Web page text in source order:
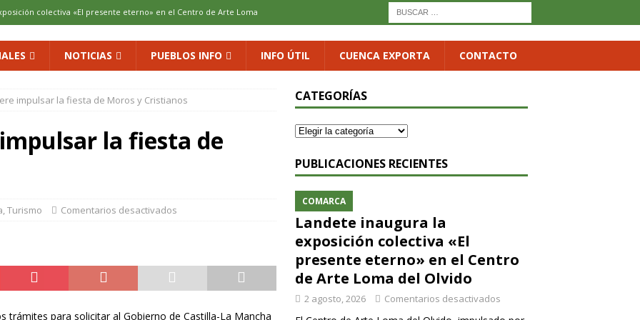
colectiva «El presente eterno» en el Centro de Arte Loma
de Aliaguilla COMARCA
al vino: la vendimia más temprana de la historia ya es una realidad
con ilusión renovada
NOTICIAS PUEBLOS INFO INFO ÚTIL CUENCA EXPORTA CONTACTO
impulsar la fiesta de Moros y Cristianos
la fiesta de
,Turismo Comentarios desactivados
trámites para solicitar al Gobierno de Castilla-La Mancha
CATEGORÍAS
PUBLICACIONES RECIENTES
COMARCA
Landete inaugura la
exposición colectiva «El
presente eterno» en el Centro
de Arte Loma del Olvido
2 agosto, 2026 Comentarios desactivados